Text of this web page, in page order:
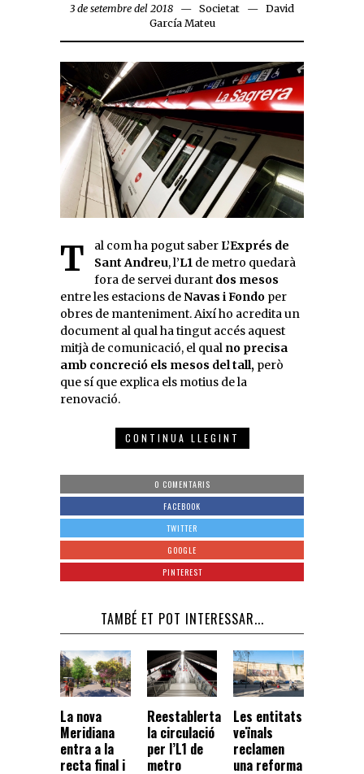
3 de setembre del 2018 Societat
David
García Mateu
Tal com ha pogut saber L’Exprés de
Sant Andreu, l’L1 de metro quedarà
fora de servei durant dos mesos
entre les estacions deNavas i Fondo per
obres de manteniment. Així ho acredita un
document al qual ha tingut accés aquest
mitjà de comunicació, el qual no precisa
amb concreció els mesos del tall, però
que sí que explica els motius de la
renovació.
CONTINUA LLEGINT
0 COMENTARIS
FACEBOOK
TWITTER
GOOGLE
PINTEREST
TAMBÉ ET POT INTERESSAR...
La nova
Meridiana
entra a la
recta final i
Reestablerta
la circulació
per l’L1 de
metro
Les entitats
veïnals
reclamen
una reforma